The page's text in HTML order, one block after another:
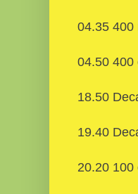
04.35 400
04.50 400
18.50
19.40
20.20 100